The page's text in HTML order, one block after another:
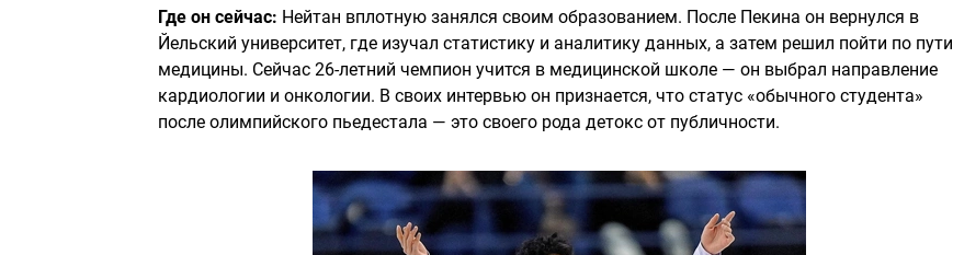
Где он сейчас: Нейтан вплотную занялся своим образованием. После Пекина он вернулся в
Йельский университет, где изучал статистику и аналитику данных, а затем решил пойти по пути
медицины. Сейчас 26-летний чемпион учится в медицинской школе — он выбрал направление
кардиологии и онкологии. В своих интервью он признается, что статус «обычного студента»
после олимпийского пьедестала — это своего рода детокс от публичности.